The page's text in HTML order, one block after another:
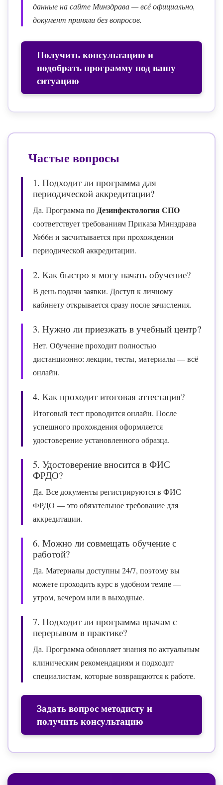
данные на сайте Минздрава — всё официально,
документ приняли без вопросов.
Получить консультацию и
подобрать программу под вашу
ситуацию
Частые вопросы
1. Подходит ли программа для
периодической аккредитации?
Да. Программа поДезинфектология СПО
соответствует требованиям Приказа Минздрава
№66н и засчитывается при прохождении
периодической аккредитации.
2. Как быстро я могу начать обучение?
В день подачи заявки. Доступ к личному
кабинету открывается сразу после зачисления.
3. Нужно ли приезжать в учебный центр?
Нет. Обучение проходит полностью
дистанционно: лекции, тесты, материалы — всё
онлайн.
4. Как проходит итоговая аттестация?
Итоговый тест проводится онлайн. После
успешного прохождения оформляется
удостоверение установленного образца.
5. Удостоверение вносится в ФИС
ФРДО?
Да. Все документы регистрируются в ФИС
ФРДО — это обязательное требование для
аккредитации.
6. Можно ли совмещать обучение с
работой?
Да. Материалы доступны 24/7, поэтому вы
можете проходить курс в удобном темпе —
утром, вечером или в выходные.
7. Подходит ли программа врачам с
перерывом в практике?
Да. Программа обновляет знания по актуальным
клиническим рекомендациям и подходит
специалистам, которые возвращаются к работе.
Задать вопрос методисту и
получить консультацию